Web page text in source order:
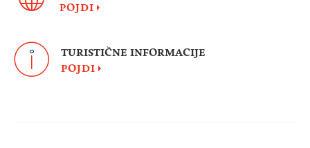
POJDI
TURISTIČNE INFORMACIJE
POJDI